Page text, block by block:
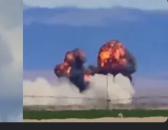
reproduzir o vídeo